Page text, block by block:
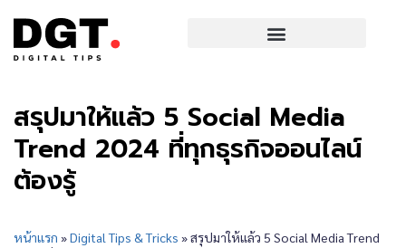
สรุปมาให้แล้ว 5 Social Media
Trend 2024 ที่ทุกธุรกิจออนไลน์
ต้องรู้
หน้าแรก »Digital Tips & Tricks »สรุปมาให้แล้ว 5 Social Media Trend